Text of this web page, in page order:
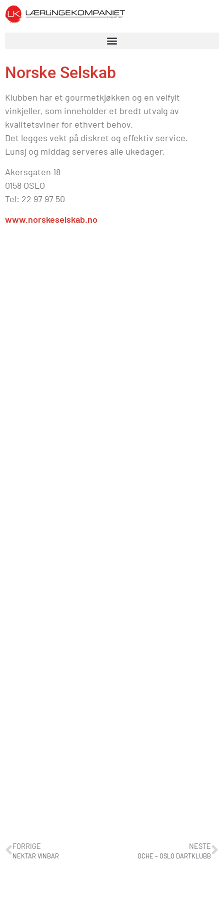
Norske Selskab
Klubben har et gourmetkjøkken og en velfylt
vinkjeller, som inneholder et bredt utvalg av
kvalitetsviner for ethvert behov.
Det legges vekt på diskret og effektiv service.
Lunsj og middag serveres alle ukedager.
Akersgaten 18
0158 OSLO
Tel: 22 97 97 50
www.norskeselskab.no
FORRIGE
NEKTAR VINBAR
NESTE
OCHE – OSLO DARTKLUBB